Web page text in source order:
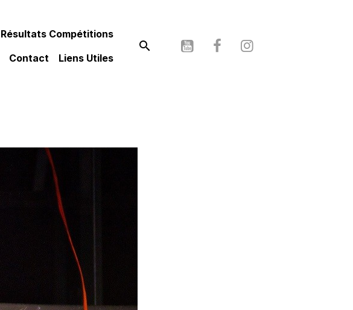
Résultats Compétitions
Contact Liens Utiles